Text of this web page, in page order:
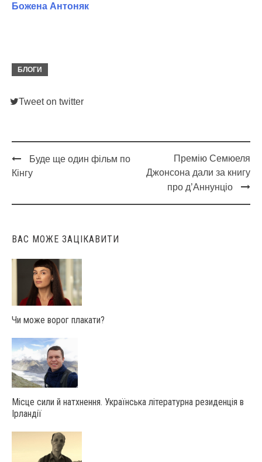
Божена Антоняк
БЛОГИ
Tweet on twitter
Post
Буде ще один фільм по
Кінгу
Премію Семюеля
Джонсона дали за книгу
про д’Аннунціо
ВАС МОЖЕ ЗАЦІКАВИТИ
Чи може ворог плакати?
Місце сили й натхнення. Українська літературна резиденція в
Ірландії